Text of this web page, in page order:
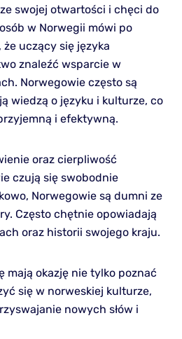
swojej otwartości i chęci do
w Norwegii mówi po
uczący się języka
znaleźć wsparcie w
Norwegowie często są
wiedzą o języku i kulturze, co
i efektywną.
oraz cierpliwość
czują się swobodnie
Norwegowie są dumni ze
Często chętnie opowiadają
oraz historii swojego kraju.
mają okazję nie tylko poznać
się w norweskiej kulturze,
nowych słów i